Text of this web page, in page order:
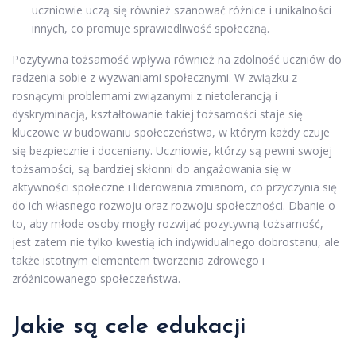
uczniowie uczą się również szanować różnice i unikalności
innych, co promuje sprawiedliwość społeczną.
Pozytywna tożsamość wpływa również na zdolność uczniów do
radzenia sobie z wyzwaniami społecznymi. W związku z
rosnącymi problemami związanymi z nietolerancją i
dyskryminacją, kształtowanie takiej tożsamości staje się
kluczowe w budowaniu społeczeństwa, w którym każdy czuje
się bezpiecznie i doceniany. Uczniowie, którzy są pewni swojej
tożsamości, są bardziej skłonni do angażowania się w
aktywności społeczne i liderowania zmianom, co przyczynia się
do ich własnego rozwoju oraz rozwoju społeczności. Dbanie o
to, aby młode osoby mogły rozwijać pozytywną tożsamość,
jest zatem nie tylko kwestią ich indywidualnego dobrostanu, ale
także istotnym elementem tworzenia zdrowego i
zróżnicowanego społeczeństwa.
Jakie są cele edukacji